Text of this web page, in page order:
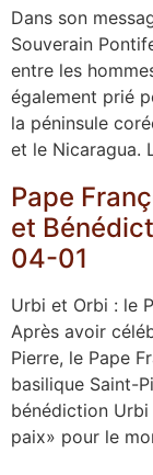
Dans son
Souverain
entre les
également prié
la péninsule
et le Nicaragua.
Pape
et
04-01
Urbi et Orbi : le
Après avoir
Pierre, le Pape
basilique Saint-
bénédiction
paix» pour le